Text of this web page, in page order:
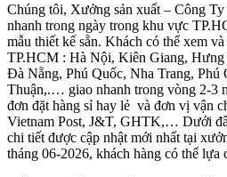
Chúng tôi, Xưởng sản xuất – Công
nhanh trong ngày trong khu vực
mẫu thiết kế sẵn. Khách có thể xem
TP.HCM : Hà Nội, Kiên Giang,
Đà Nẵng, Phú Quốc, Nha Trang, Phú
Thuận,.… giao nhanh trong vòng 2-3
đơn đặt hàng sỉ hay lẻ và đơn vị vận
Vietnam Post, J&T, GHTK,… Dưới
chi tiết được cập nhật mới nhất tại
tháng 06-2026, khách hàng có thể lựa